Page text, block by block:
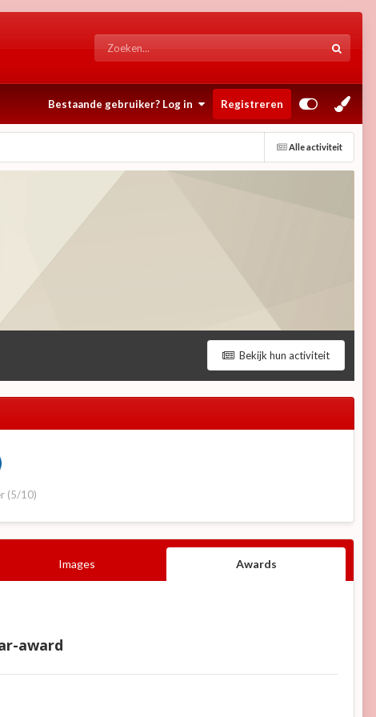
Bestaande gebruiker? Log in Registreren
Alle activiteit
Bekijk hun activiteit
(5/10)
Images Awards
award